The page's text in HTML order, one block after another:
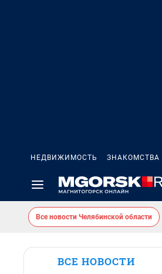
НЕДВИЖИМОСТЬ ЗНАКОМСТВА
Все новости Челябинской области
ВСЕ НОВОСТИ